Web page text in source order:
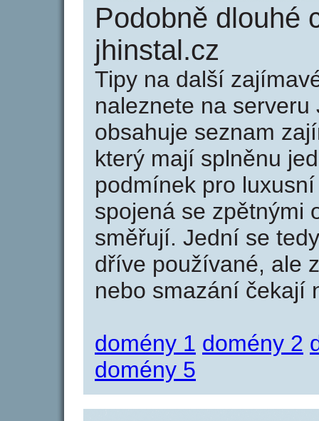
Podobně dlouhé
jhinstal.cz
Tipy na další
naleznete na serveru
obsahuje seznam
který mají splněnu
podmínek pro
spojená se zpětnými
směřují. Jední se
dříve používané, ale
nebo smazání čekají
domény 1 domény 2
domény 5